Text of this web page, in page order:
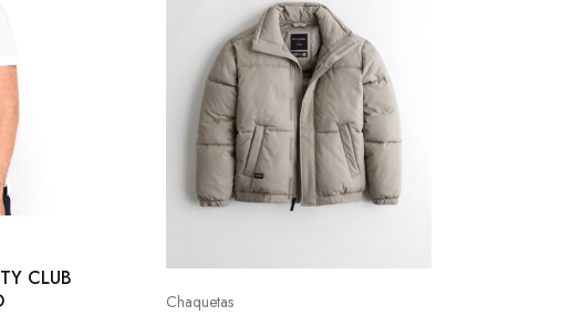
CLUB
Chaquetas